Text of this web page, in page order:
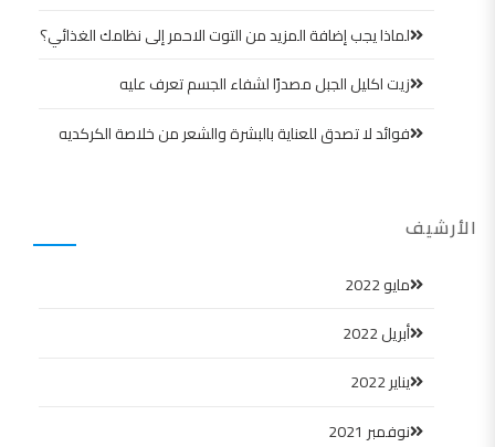
لماذا يجب إضافة المزيد من التوت الاحمر إلى نظامك الغذائي؟
زيت اكليل الجبل مصدرًا لشفاء الجسم تعرف عليه
فوائد لا تصدق للعناية بالبشرة والشعر من خلاصة الكركديه
الأرشيف
مايو 2022
أبريل 2022
يناير 2022
نوفمبر 2021